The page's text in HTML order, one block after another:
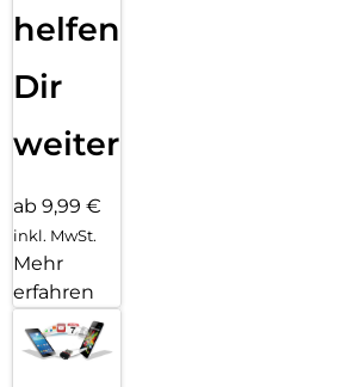
helfen
Dir
weiter
ab 9,99 €
inkl. MwSt.
Mehr
erfahren